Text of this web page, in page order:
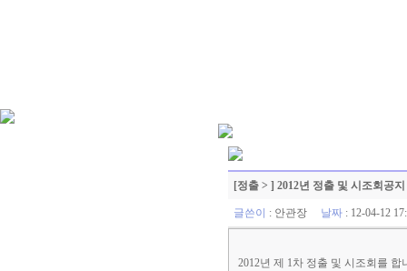
[정출 > ] 2012년 정출 및 시조회공지
글쓴이 : 안관장 날짜: 12-04-12
2012년 제 1차 정출 및 시조회를 합